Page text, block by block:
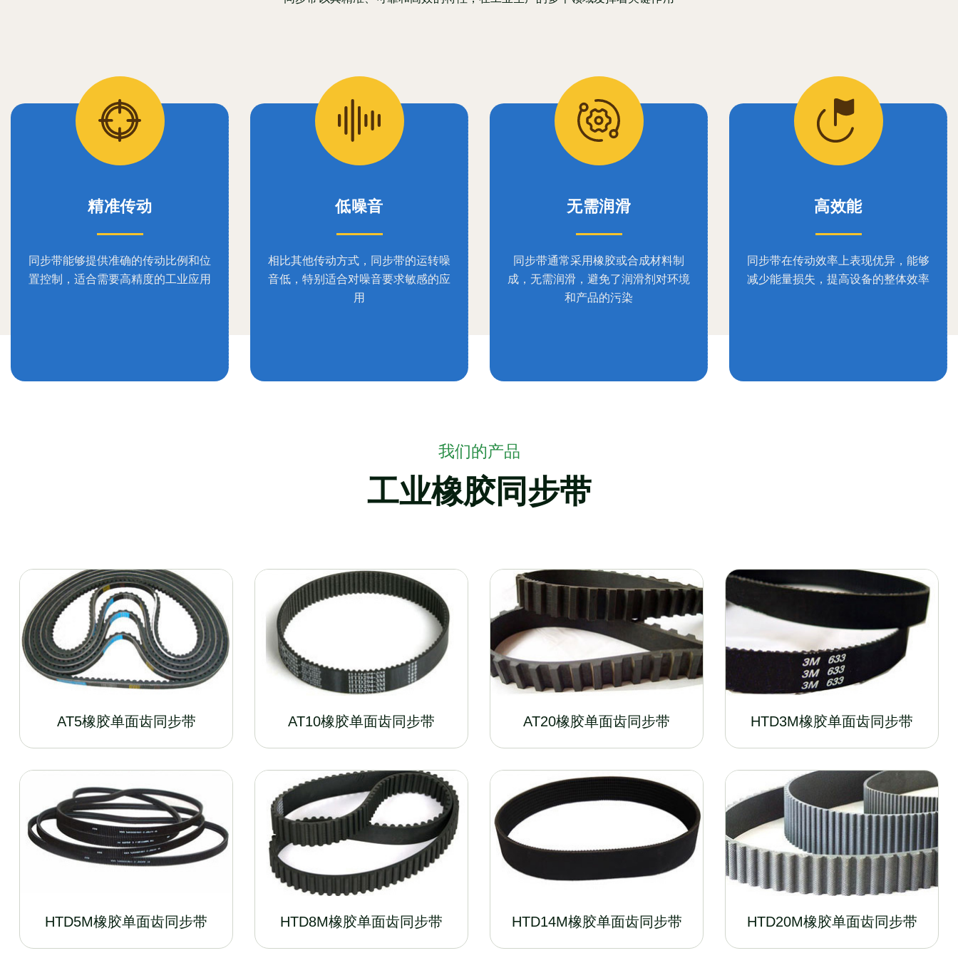
精准传动
同步带能够提供准确的传动比例和位
置控制，适合需要高精度的工业应用
低噪音
相比其他传动方式，同步带的运转噪
音低，特别适合对噪音要求敏感的应
用
无需润滑
同步带通常采用橡胶或合成材料制
成，无需润滑，避免了润滑剂对环境
和产品的污染
高效能
同步带在传动效率上表现优异，能够
减少能量损失，提高设备的整体效率
我们的产品
工业橡胶同步带
AT5橡胶单面齿同步带 AT10橡胶单面齿同步带 AT20橡胶单面齿同步带 HTD3M橡胶单面齿同步带
HTD5M橡胶单面齿同步带 HTD8M橡胶单面齿同步带 HTD14M橡胶单面齿同步带 HTD20M橡胶单面齿同步带